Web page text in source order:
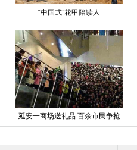
“中国式”花甲陪读人
延安一商场送礼品 百余市民争抢
被挤哭